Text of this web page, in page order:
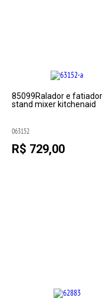
85099Ralador e fatiador
stand mixer kitchenaid
063152
R$ 729,00